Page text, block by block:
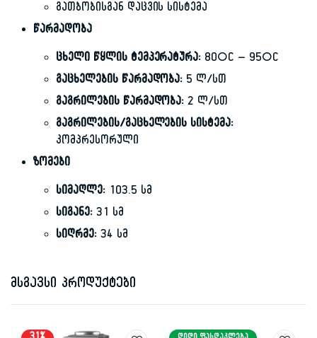
გათბობისგან დაცვის სისტემა
წარმადობა
ცხელი წყლის ტემპერატურა: 80°C – 95°C
გაცხელების წარმადობა: 5 ლ/სთ
გაგრილების წარმადობა: 2 ლ/სთ
გაგრილების/გაცხელების სისტემა:
კომპრესორული
ზომები
სიმაღლე:103.5 სმ
სიგანე:31 სმ
სიღრმე:34 სმ
მსგავსი პროდუქტები